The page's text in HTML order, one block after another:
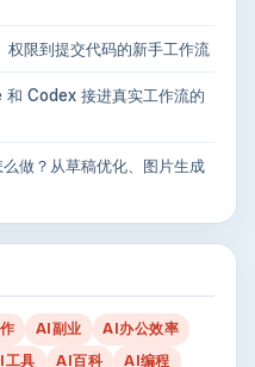
限到提交代码的新手工作流
Codex 接进真实工作流的
做？从草稿优化、图片生成
AI副业
AI办公效率
工具 AI百科
AI编程